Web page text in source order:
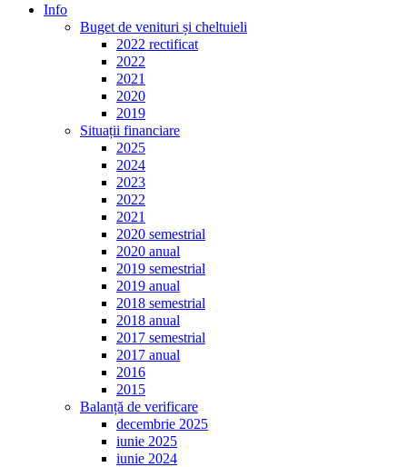
Info
Buget de venituri și cheltuieli
2022 rectificat
2022
2021
2020
2019
Situații financiare
2025
2024
2023
2022
2021
2020 semestrial
2020 anual
2019 semestrial
2019 anual
2018 semestrial
2018 anual
2017 semestrial
2017 anual
2016
2015
Balanță de verificare
decembrie 2025
iunie 2025
iunie 2024